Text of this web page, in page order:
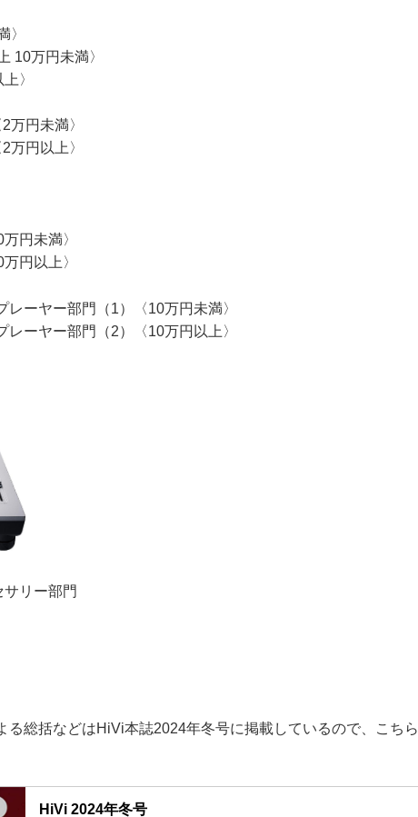
〉
10万円未満〉
〉
万円未満〉
万円以上〉
円未満〉
円以上〉
ーヤー部門（1）〈10万円未満〉
ーヤー部門（2）〈10万円以上〉
リー部門
総括などはHiVi本誌2024年冬号に掲載しているので、こちら
HiVi 2024年冬号